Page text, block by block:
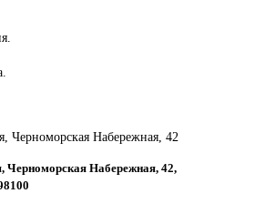
Черноморская Набережная, 42
Черноморская Набережная, 42,